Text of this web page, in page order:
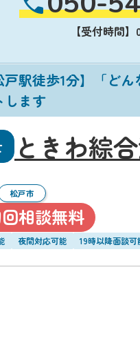
【受付時間
戸駅徒歩1分】「ど
します
ときわ綜
松戸市
相談無料
夜間対応可能 19時以降面談可